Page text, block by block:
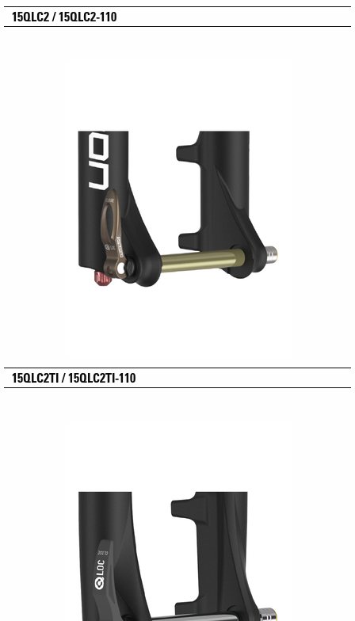
15QLC2 / 15QLC2-110
15QLC2TI / 15QLC2TI-110